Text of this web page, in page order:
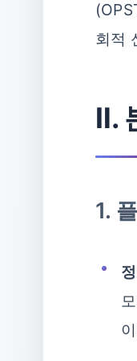
회적
Ⅱ.
1.